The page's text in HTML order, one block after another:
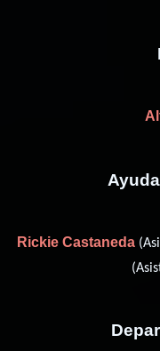
Rickie Castaneda